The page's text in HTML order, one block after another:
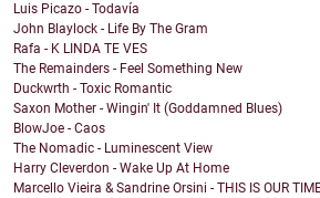
Luis Picazo - Todavía
John Blaylock - Life By The Gram
Rafa - K LINDA TE VES
The Remainders - Feel Something New
Duckwrth - Toxic Romantic
Saxon Mother - Wingin' It (Goddamned Blues)
BlowJoe - Caos
The Nomadic - Luminescent View
Harry Cleverdon - Wake Up At Home
Marcello Vieira & Sandrine Orsini - THIS IS OUR